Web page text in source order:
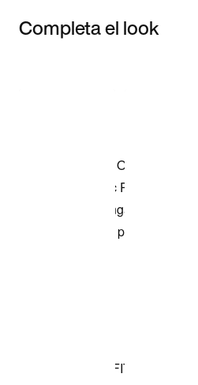
Completa el look